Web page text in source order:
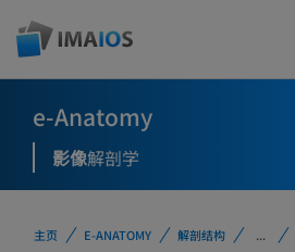
e-Anatomy
影像解剖学
主页 E-ANATOMY 解剖结构 ...